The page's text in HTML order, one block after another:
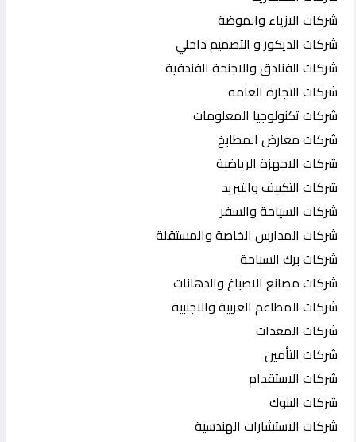
شركات الازياء والموضة
شركات الديكور و التصميم داخلي
شركات الفنادق والاجنحة الفندقية
شركات التجارة العامه
شركات تكنولوجيا المعلومات
شركات معارض المطابخ
شركات الاجهزة الرياضية
شركات التكييف والتبريد
شركات السياحة والسفر
شركات المدارس الخاصة والمستقلة
شركات برك السباحة
شركات مصانع الاصباغ والدهانات
شركات المطاعم العربية والاجنبية
شركات المعدات
شركات التأمين
شركات الاستقدام
شركات البنوك
شركات الاستشارات الهندسية